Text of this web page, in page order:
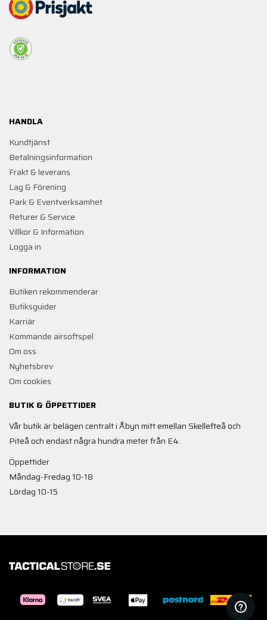
HANDLA
Kundtjänst
Betalningsinformation
Frakt & leverans
Lag & Förening
Park & Eventverksamhet
Returer & Service
Villkor & Information
Logga in
INFORMATION
Butiken rekommenderar
Butiksguider
Karriär
Kommande airsoftspel
Om oss
Nyhetsbrev
Om cookies
BUTIK & ÖPPETTIDER
Vår butik är belägen centralt i Åbyn mitt emellan Skellefteå och
Piteå och endast några hundra meter från E4.
Öppettider
Måndag-Fredag 10-18
Lördag 10-15